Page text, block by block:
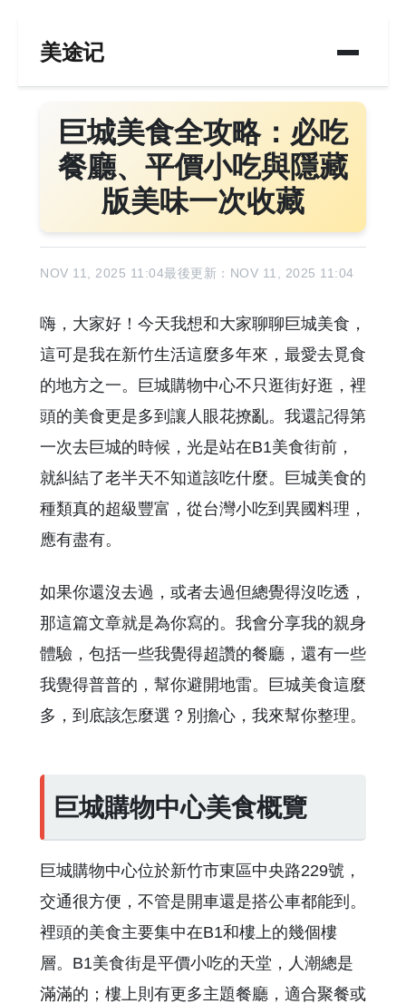
美途记
巨城美食全攻略：必吃
餐廳、平價小吃與隱藏
版美味一次收藏
NOV 11, 2025 11:04最後更新：NOV 11, 2025 11:04
嗨，大家好！今天我想和大家聊聊巨城美食，
這可是我在新竹生活這麼多年來，最愛去覓食
的地方之一。巨城購物中心不只逛街好逛，裡
頭的美食更是多到讓人眼花撩亂。我還記得第
一次去巨城的時候，光是站在B1美食街前，
就糾結了老半天不知道該吃什麼。巨城美食的
種類真的超級豐富，從台灣小吃到異國料理，
應有盡有。
如果你還沒去過，或者去過但總覺得沒吃透，
那這篇文章就是為你寫的。我會分享我的親身
體驗，包括一些我覺得超讚的餐廳，還有一些
我覺得普普的，幫你避開地雷。巨城美食這麼
多，到底該怎麼選？別擔心，我來幫你整理。
巨城購物中心美食概覽
巨城購物中心位於新竹市東區中央路229號，
交通很方便，不管是開車還是搭公車都能到。
裡頭的美食主要集中在B1和樓上的幾個樓
層。B1美食街是平價小吃的天堂，人潮總是
滿滿的；樓上則有更多主題餐廳，適合聚餐或